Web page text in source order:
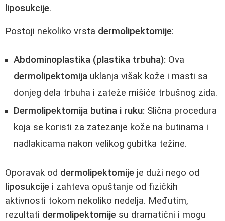
liposukcije.
Postoji nekoliko vrsta dermolipektomije:
Abdominoplastika (plastika trbuha): Ova
dermolipektomija uklanja višak kože i masti sa
donjeg dela trbuha i zateže mišiće trbušnog zida.
Dermolipektomija butina i ruku: Slična procedura
koja se koristi za zatezanje kože na butinama i
nadlakicama nakon velikog gubitka težine.
Oporavak od dermolipektomije je duži nego od
liposukcije i zahteva opuštanje od fizičkih
aktivnosti tokom nekoliko nedelja. Međutim,
rezultati dermolipektomije su dramatični i mogu